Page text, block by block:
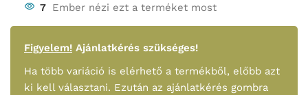
7 Ember nézi ezt a terméket most
Figyelem! Ajánlatkérés szükséges!
Ha több variáció is elérhető a termékből, előbb azt
ki kell választani. Ezután az ajánlatkérés gombra